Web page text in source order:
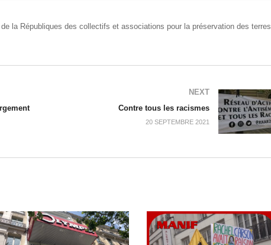
la Républiques des collectifs et associations pour la préservation des terres
NEXT
Contre tous les racismes
20 SEPTEMBRE 2021